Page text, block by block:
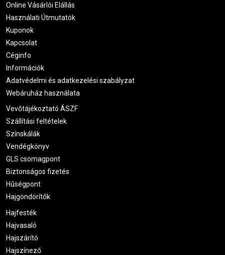
Online Vásárlói Elállás
Használati Útmutatók
Kuponok
Kapcsolat
Céginfo
Információk
Adatvédelmi és adatkezelési szabályzat
Webáruház használata
Vevőtájékoztató ÁSZF
Szállítási feltételek
Színskálák
Vendégkönyv
GLS csomagpont
Biztonságos fizetés
Hűségpont
Hajgöndörítők
Hajfesték
Hajvasaló
Hajszárító
Hajszínező